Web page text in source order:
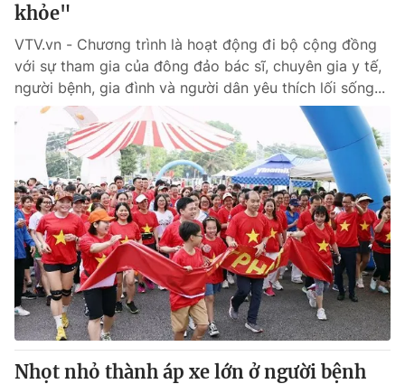
khỏe"
VTV.vn - Chương trình là hoạt động đi bộ cộng đồng
với sự tham gia của đông đảo bác sĩ, chuyên gia y tế,
người bệnh, gia đình và người dân yêu thích lối sống...
Nhọt nhỏ thành áp xe lớn ở người bệnh